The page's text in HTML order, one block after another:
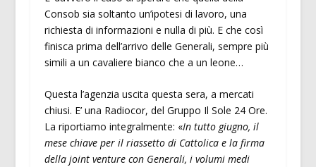
Consob sia soltanto un’ipotesi di lavoro, una
richiesta di informazioni e nulla di più. E che così
finisca prima dell’arrivo delle Generali, sempre più
simili a un cavaliere bianco che a un leone…
Questa l’agenzia uscita questa sera, a mercati
chiusi. E’ una Radiocor, del Gruppo Il Sole 24 Ore.
La riportiamo integralmente: «In tutto giugno, il
mese chiave per il riassetto di Cattolica e la firma
della joint venture con Generali, i volumi medi